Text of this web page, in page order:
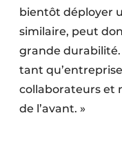
bientôt déployer
similaire, peut
grande durabilité.
tant
collaborateurs et
de l’avant. »